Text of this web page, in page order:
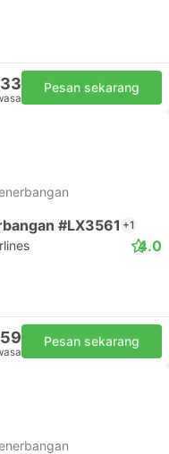
Pesan sekarang
#LX3561 +1
4.0
Pesan sekarang